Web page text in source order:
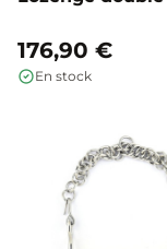
176,90 €
En stock